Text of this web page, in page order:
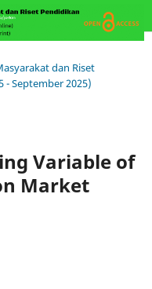
dan Riset
- September 2025)
Variable of
Market